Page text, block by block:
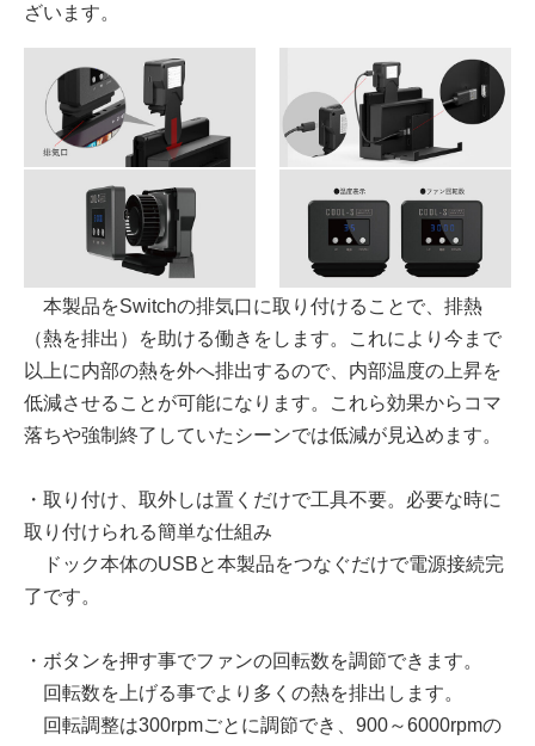
ざいます。
本製品をSwitchの排気口に取り付けることで、排熱
（熱を排出）を助ける働きをします。これにより今まで
以上に内部の熱を外へ排出するので、内部温度の上昇を
低減させることが可能になります。これら効果からコマ
落ちや強制終了していたシーンでは低減が見込めます。
・取り付け、取外しは置くだけで工具不要。必要な時に
取り付けられる簡単な仕組み
ドック本体のUSBと本製品をつなぐだけで電源接続完
了です。
・ボタンを押す事でファンの回転数を調節できます。
回転数を上げる事でより多くの熱を排出します。
回転調整は300rpmごとに調節でき、900～6000rpmの